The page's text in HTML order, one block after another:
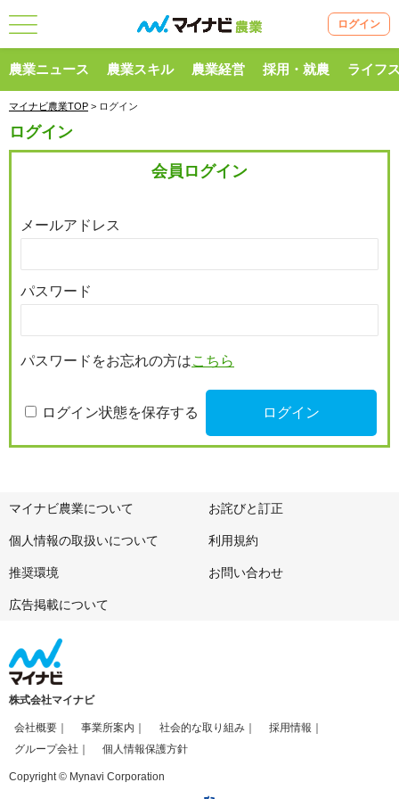
ログイン
農業ニュース 農業スキル 農業経営 採用・就農 ライフ
マイナビ農業TOP > ログイン
ログイン
会員ログイン
メールアドレス
パスワード
パスワードをお忘れの方はこちら
ログイン状態を保存する
マイナビ農業について お詫びと訂正
個人情報の取扱いについて 利用規約
推奨環境 お問い合わせ
広告掲載について
株式会社マイナビ
会社概要 事業所案内 社会的な取り組み
採用情報
グループ会社
個人情報保護方針
Copyright © Mynavi Corporation